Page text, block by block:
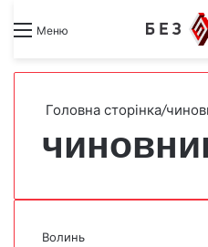
Меню Search for
Switch
Головна сторінка/
Волинь